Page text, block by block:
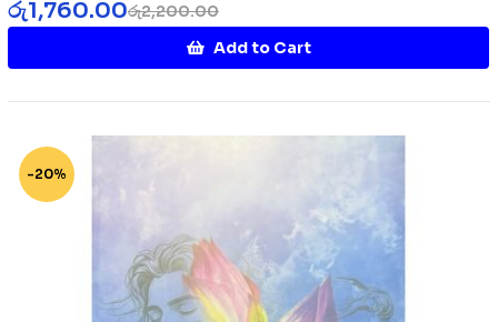
රු2,200.00
රු1,760.00
Add to Cart
-20%